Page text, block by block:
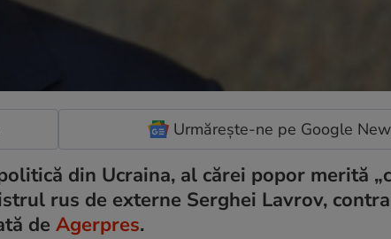
Urmărește-ne pe Google
din Ucraina, al cărei popor merită
rus de externe Serghei Lavrov,
de Agerpres.